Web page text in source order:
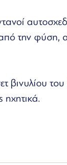
από την
βινυλίου